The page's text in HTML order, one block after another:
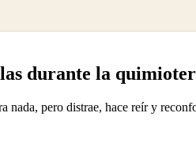
durante la
nada, pero distrae, hace reír y